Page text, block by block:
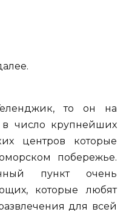
то он на
число крупнейших
центров которые
побережье.
пункт очень
которые любят
для всей